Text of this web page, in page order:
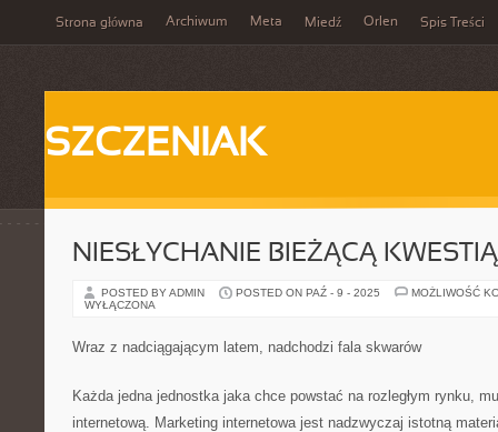
Strona główna Archiwum Meta Miedź Orlen Spis Treści
SZCZENIAK
NIESŁYCHANIE BIEŻĄCĄ KWESTIĄ
POSTED BY ADMIN POSTED ON PAŹ - 9 - 2025
MOŻLIWOŚĆ
WYŁĄCZONA
Wraz z nadciągającym latem, nadchodzi fala skwarów
Każda jedna jednostka jaka chce powstać na rozległym rynku,
internetową. Marketing internetowa jest nadzwyczaj istotną